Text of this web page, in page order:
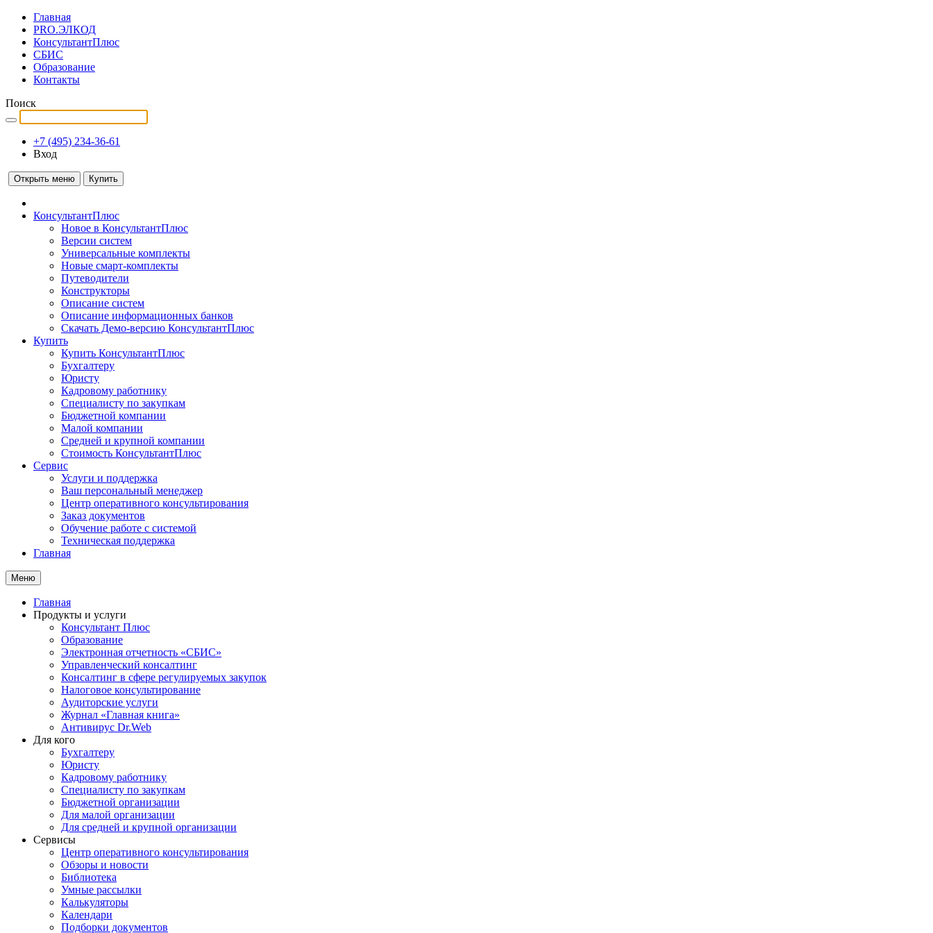
Главная
PRO.ЭЛКОД
КонсультантПлюс
СБИС
Образование
Контакты
Поиск
+7 (495) 234-36-61
Вход
Открыть меню Купить
КонсультантПлюс
Новое в КонсультантПлюс
Версии систем
Универсальные комплекты
Новые смарт-комплекты
Путеводители
Конструкторы
Описание систем
Описание информационных банков
Скачать Демо-версию КонсультантПлюс
Купить
Купить КонсультантПлюс
Бухгалтеру
Юристу
Кадровому работнику
Специалисту по закупкам
Бюджетной компании
Малой компании
Средней и крупной компании
Стоимость КонсультантПлюс
Сервис
Услуги и поддержка
Ваш персональный менеджер
Центр оперативного консультирования
Заказ документов
Обучение работе с системой
Техническая поддержка
Главная
Меню
Главная
Продукты и услуги
Консультант Плюс
Образование
Электронная отчетность «СБИС»
Управленческий консалтинг
Консалтинг в сфере регулируемых закупок
Налоговое консультирование
Аудиторские услуги
Журнал «Главная книга»
Антивирус Dr.Web
Для кого
Бухгалтеру
Юристу
Кадровому работнику
Специалисту по закупкам
Бюджетной организации
Для малой организации
Для средней и крупной организации
Сервисы
Центр оперативного консультирования
Обзоры и новости
Библиотека
Умные рассылки
Калькуляторы
Календари
Подборки документов